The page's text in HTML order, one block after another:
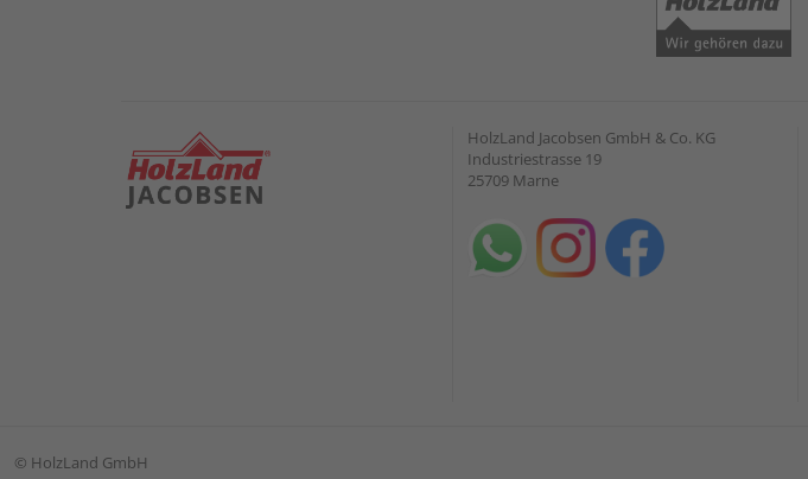
HolzLand Jacobsen GmbH & Co. KG
Industriestrasse 19
25709 Marne
© HolzLand GmbH